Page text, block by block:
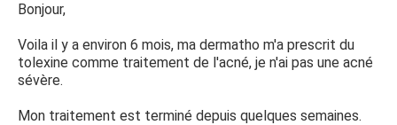
Bonjour,
Voila il y a environ 6 mois, ma dermatho m'a prescrit du
tolexine comme traitement de l'acné, je n'ai pas une acné
sévère.
Mon traitement est terminé depuis quelques semaines.